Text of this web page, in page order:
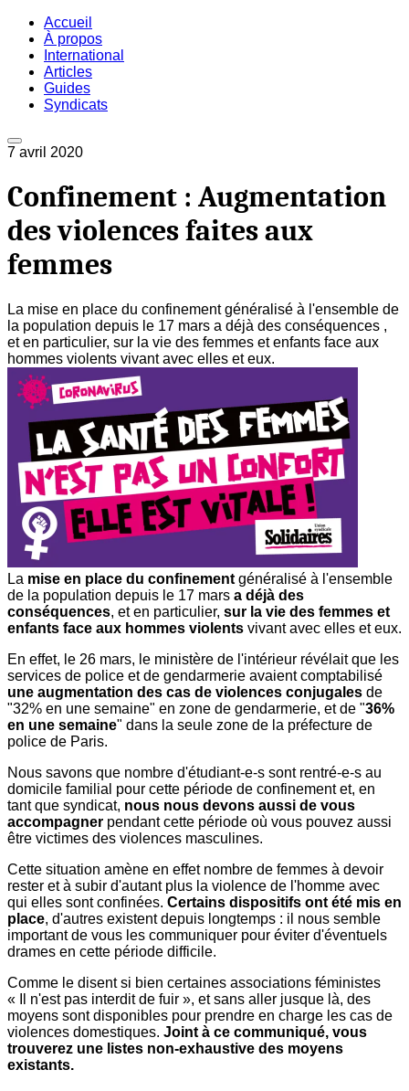
Accueil
À propos
International
Articles
Guides
Syndicats
7 avril 2020
Confinement : Augmentation
des violences faites aux
femmes
La mise en place du confinement généralisé à l'ensemble de
la population depuis le 17 mars a déjà des conséquences ,
et en particulier, sur la vie des femmes et enfants face aux
hommes violents vivant avec elles et eux.
La mise en place du confinement généralisé à l'ensemble
de la population depuis le 17 mars a déjà des
conséquences, et en particulier, sur la vie des femmes et
enfants face aux hommes violents vivant avec elles et eux.
En effet, le 26 mars, le ministère de l'intérieur révélait que les
services de police et de gendarmerie avaient comptabilisé
une augmentation des cas de violences conjugales de
"32% en une semaine" en zone de gendarmerie, et de "36%
en une semaine" dans la seule zone de la préfecture de
police de Paris.
Nous savons que nombre d'étudiant-e-s sont rentré-e-s au
domicile familial pour cette période de confinement et, en
tant que syndicat, nous nous devons aussi de vous
accompagner pendant cette période où vous pouvez aussi
être victimes des violences masculines.
Cette situation amène en effet nombre de femmes à devoir
rester et à subir d'autant plus la violence de l'homme avec
qui elles sont confinées. Certains dispositifs ont été mis en
place, d'autres existent depuis longtemps : il nous semble
important de vous les communiquer pour éviter d'éventuels
drames en cette période difficile.
Comme le disent si bien certaines associations féministes
« Il n'est pas interdit de fuir », et sans aller jusque là, des
moyens sont disponibles pour prendre en charge les cas de
violences domestiques. Joint à ce communiqué, vous
trouverez une listes non-exhaustive des moyens
existants.